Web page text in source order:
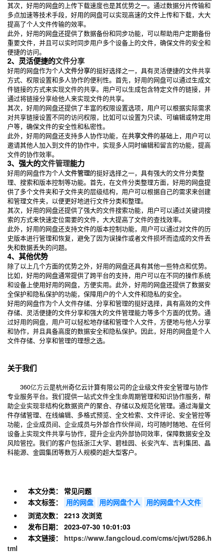
其次，好用的网盘的上传下载速度也是其优势之一。通过数据分片传输和
多点加速等技术手段，好用的网盘可以实现高速的文件上传和下载，大大
提高了个人文件传输的效率。
此外，好用的网盘还提供了数据备份和同步功能，可以帮助用户定期备份
重要文件，并且可以实时同步用户多个设备上的文件，确保文件的安全和
便捷的访问。
2、灵活便捷的文件分享
好用的网盘作为个人文件分享的挺好选择之一，具有灵活便捷的文件共享
方式、权限设置和多人协作的便利性。首先，好用的网盘可以通过生成文
件链接的方式来实现文件的共享。用户可以生成包含特定文件的链接，并
通过将链接分享给他人来实现文件的共享。
其次，好用的网盘还提供了丰富的权限设置选项，用户可以根据实际需求
对共享链接设置不同的访问权限，比如可以设置为只读、可编辑或特定用
户等，确保文件的安全性和私密性。
此外，好用的网盘还支持多人协作功能，在共享文件的基础上，用户可以
邀请其他人加入到文件的协作中，实现多人同时编辑和留言的功能，提高
文件的协作效率。
3、强大的文件管理能力
好用的网盘作为个人文件管理的挺好选择之一，具有强大的文件分类整
理、搜索和版本控制等功能。首先，在文件分类整理方面，好用的网盘提
供了多个文件夹和子文件夹的层级结构，用户可以根据自己的需求来创建
和管理文件夹，以便更好地进行文件分类和整理。
其次，好用的网盘还提供了强大的文件搜索功能，用户可以通过关键词搜
索的方式来快速定位需要的文件，大大提高了文件的查找效率。
此外，好用的网盘还支持文件的版本控制功能，用户可以通过对文件的历
史版本进行管理和恢复，避免了因为误操作或者文件损坏而造成的文件丢
失和数据丢失的问题。
4、其他优势
除了以上几个方面的优势之外，好用的网盘还具有其他一些特点和优势。
比如，好用的网盘通常提供了跨平台的支持，用户可以在不同的操作系统
和设备上使用好用的网盘，方便实用。此外，好用的网盘还提供了数据安
全保护和隐私保护的功能，保障用户的个人文件和隐私的安全。
好用的网盘作为个人文件存储、分享和管理的挺好选择，具有高效的文件
存储、灵活便捷的文件分享和强大的文件管理能力等多个方面的优势。通
过好用的网盘，用户可以轻松地存储和管理个人文件，方便地与他人分享
和协作，并且具备高度的数据安全和隐私保护。因此，好用的网盘是个人
文件存储、分享和管理的理想之选。
关于我们
360亿方云是杭州奇亿云计算有限公司的企业级文件安全管理与协作
专业服务平台。我们提供一站式文件全生命周期管理和知识协作服务，帮
助企业实现非结构化数据资产的聚合、存储以及规范化管理。通过海量文
件存储管理、在线编辑、多格式预览、全文检索、文件评论、安全管控等
功能，企业成员间、企业成员与外部合作伙伴间，均可随时随地、在任何
设备上实现文件共享与协作，提升企业内外部协同效率，保障数据安全及
风险管控。我们的客户包括浙江大学、碧桂园、长安汽车、吉利集团、晶
科能源、金圆集团等数万人规模的超大型客户。
本文分类：
常见问题
本文标签：
用的网盘 用的网盘个人
用的网盘个人文件
浏览次数：
2213 次浏览
发布日期：
2023-07-30 10:01:03
本文链接：
https://www.fangcloud.com/cms/cjwt/5286.h
tml